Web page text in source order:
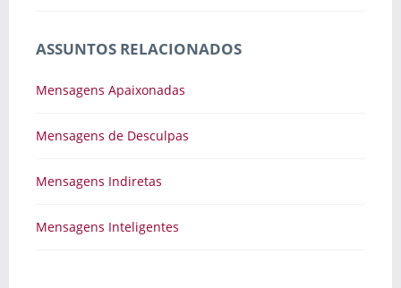
ASSUNTOS RELACIONADOS
Mensagens Apaixonadas
Mensagens de Desculpas
Mensagens Indiretas
Mensagens Inteligentes